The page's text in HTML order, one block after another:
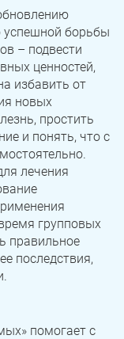
успешной борьбы
– подвести
ценностей,
избавить от
новых
простить
и понять, что с
лечения
групповых
правильное
последствия,
помогает с